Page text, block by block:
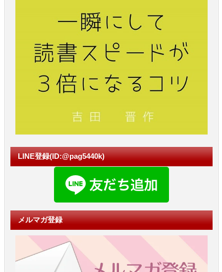
LINE登録(ID:@pag5440k)
メルマガ登録